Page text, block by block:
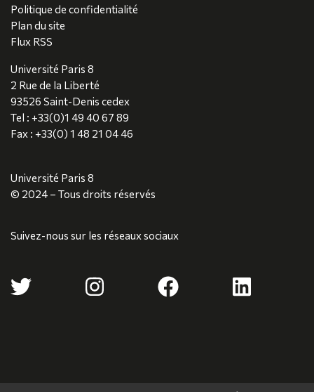
Politique de confidentialité
Plan du site
Flux RSS
Université Paris 8
2 Rue de la Liberté
93526 Saint-Denis cedex
Tel : +33(0)1 49 40 67 89
Fax : +33(0) 1 48 21 04 46
Université Paris 8
© 2024 – Tous droits réservés
Suivez-nous sur les réseaux sociaux